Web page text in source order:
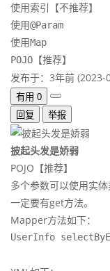
使用索引【不推荐】
使用@Param
使用Map
POJO【推荐】
发布于：3年前 (2023-
有用 0
回复
举报
披起头发是娇弱
POJO【推荐】
多个参数可以使用实
一定要有get方法。
Mapper方法如下：
UserInfo